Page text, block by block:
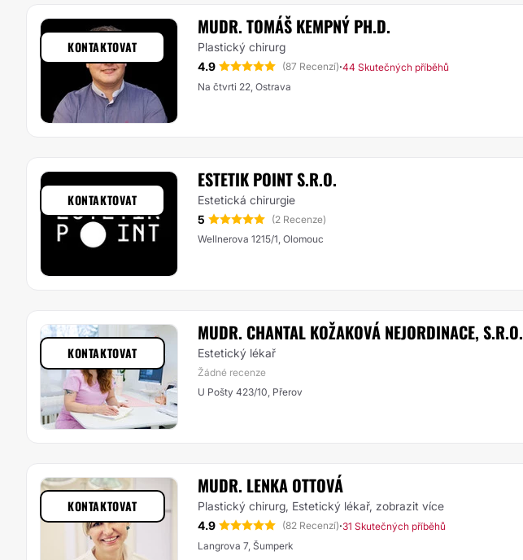
MUDR. TOMÁŠ KEMPNÝ PH.D.
Plastický chirurg
4.9
(87 Recenzí)·44 Skutečných příběhů
Na čtvrti 22, Ostrava
KONTAKTOVAT
ESTETIK POINT S.R.O.
Estetická chirurgie
5
(2 Recenze)
Wellnerova 1215/1, Olomouc
KONTAKTOVAT
MUDR. CHANTAL KOŽAKOVÁ NEJORDINACE, S.R.O.
Estetický lékař
Žádné recenze
U Pošty 423/10, Přerov
KONTAKTOVAT
MUDR. LENKA OTTOVÁ
Plastický chirurg, Estetický lékař, zobrazit více
4.9
(82 Recenzí)·31 Skutečných příběhů
Langrova 7, Šumperk
KONTAKTOVAT